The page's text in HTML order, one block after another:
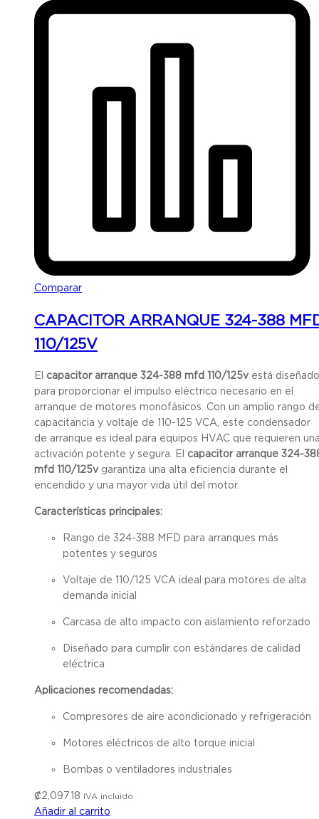
Comparar
CAPACITOR ARRANQUE 324-388
110/125V
El capacitor arranque 324-388 mfd 110/125vestá diseñado
para proporcionar el impulso eléctrico necesario en el
arranque de motores monofásicos. Con un amplio rango
capacitancia y voltaje de 110-125 VCA, este condensador
de arranque es ideal para equipos HVAC que requieren
activación potente y segura. El capacitor arranque 324-
mfd 110/125vgarantiza una alta eficiencia durante el
encendido y una mayor vida útil del motor.
Características principales:
Rango de 324-388 MFD para arranques más
potentes y seguros
Voltaje de 110/125 VCA ideal para motores de alta
demanda inicial
Carcasa de alto impacto con aislamiento reforzado
Diseñado para cumplir con estándares de calidad
eléctrica
Aplicaciones recomendadas:
Compresores de aire acondicionado y refrigeración
Motores eléctricos de alto torque inicial
Bombas o ventiladores industriales
₡2,097.18 IVA incluido
Añadir al carrito